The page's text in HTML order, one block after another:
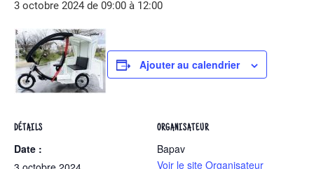
3 octobre 2024 de 09:00 à 12:00
Ajouter au calendrier
DÉTAILS
Date :
ORGANISATEUR
Bapav
Voir le site Organisateur